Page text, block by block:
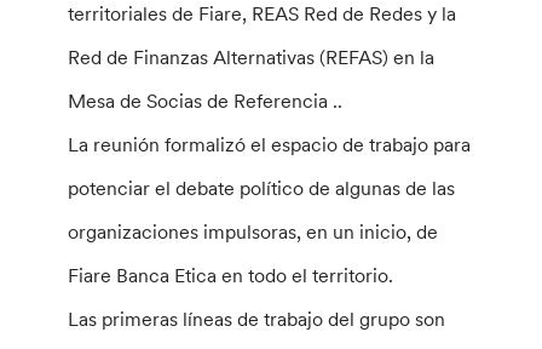
territoriales de Fiare, REAS Red de Redes y la
Red de Finanzas Alternativas (REFAS) en la
Mesa de Socias de Referencia ..
La reunión formalizó el espacio de trabajo para
potenciar el debate político de algunas de las
organizaciones impulsoras, en un inicio, de
Fiare Banca Etica en todo el territorio.
Las primeras líneas de trabajo del grupo son